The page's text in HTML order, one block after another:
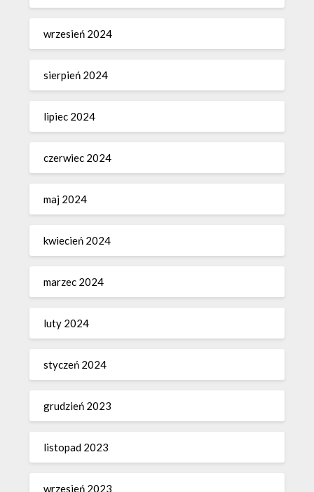
wrzesień 2024
sierpień 2024
lipiec 2024
czerwiec 2024
maj 2024
kwiecień 2024
marzec 2024
luty 2024
styczeń 2024
grudzień 2023
listopad 2023
wrzesień 2023